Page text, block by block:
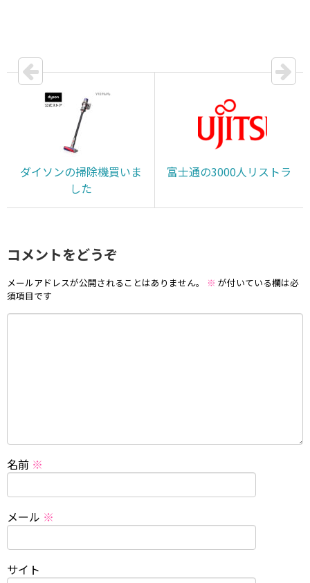
ダイソンの掃除機買いま
した
富士通の3000人リストラ
コメントをどうぞ
メールアドレスが公開されることはありません。 ※ が付いている欄は必
須項目です
名前 ※
メール ※
サイト